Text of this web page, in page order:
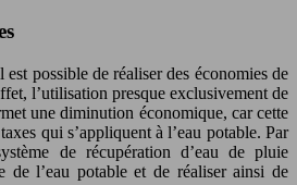
possible de réaliser des économies de
l’utilisation presque exclusivement de
une diminution économique, car cette
qui s’appliquent à l’eau potable. Par
de récupération d’eau de pluie
de l’eau potable et de réaliser ainsi de